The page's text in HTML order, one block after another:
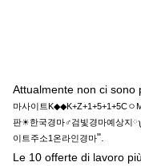
Attualmente non ci sono
마사이트K◆◆K+Z+1+5+1+5C
판☀한국경마♂검빛경마예상지
이트주소1온라인경마".
Le 10 offerte di lavoro